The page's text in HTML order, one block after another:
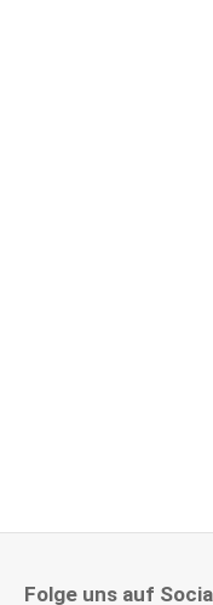
Folge uns auf